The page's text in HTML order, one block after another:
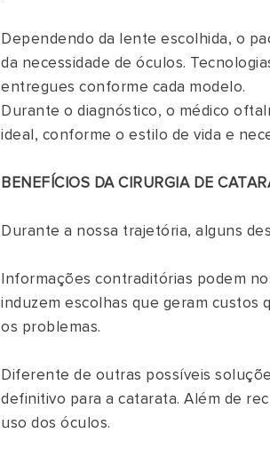
Dependendo da lente escolhida, o
da necessidade de óculos.
entregues conforme cada modelo.
Durante o diagnóstico, o médico
ideal, conforme o estilo de vida e
BENEFÍCIOS DA CIRURGIA DE
Durante a nossa trajetória, alguns
Informações contraditórias podem
induzem escolhas que geram custos
os problemas.
Diferente de outras possíveis
definitivo para a catarata. Além de
uso dos óculos.